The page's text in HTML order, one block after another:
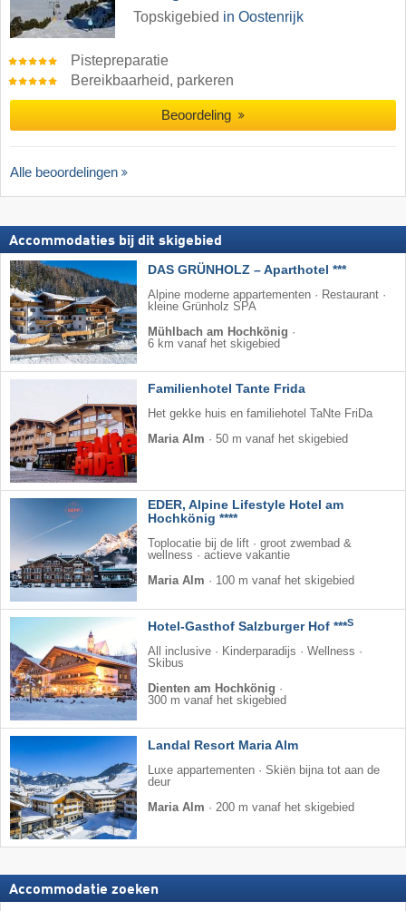
Topskigebied in Oostenrijk
Pistepreparatie
Bereikbaarheid, parkeren
Beoordeling
Alle beoordelingen
Accommodaties bij dit skigebied
DAS GRÜNHOLZ – Aparthotel ***
Alpine moderne appartementen · Restaurant ·
kleine Grünholz SPA
Mühlbach am Hochkönig ·
6 km vanaf het skigebied
Familienhotel Tante Frida
Het gekke huis en familiehotel TaNte FriDa
Maria Alm · 50 m vanaf het skigebied
EDER, Alpine Lifestyle Hotel am
Hochkönig ****
Toplocatie bij de lift · groot zwembad &
wellness · actieve vakantie
Maria Alm · 100 m vanaf het skigebied
Hotel-Gasthof Salzburger Hof ***S
All inclusive · Kinderparadijs · Wellness ·
Skibus
Dienten am Hochkönig ·
300 m vanaf het skigebied
Landal Resort Maria Alm
Luxe appartementen · Skiën bijna tot aan de
deur
Maria Alm · 200 m vanaf het skigebied
Accommodatie zoeken